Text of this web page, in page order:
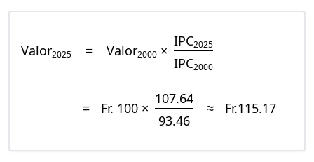
Valor2025 = Valor2000 ×
IPC2025
IPC2000
= Fr. 100 ×
107.64
93.46
≈ Fr.115.17